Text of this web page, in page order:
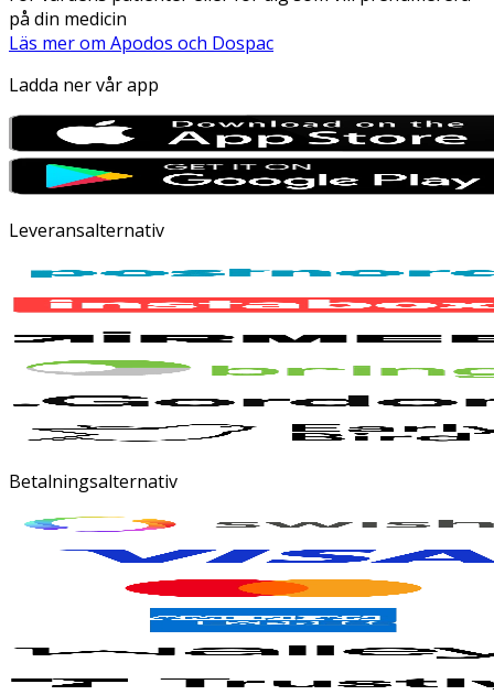
på din medicin
Läs mer om Apodos och Dospac
Ladda ner vår app
Leveransalternativ
Betalningsalternativ